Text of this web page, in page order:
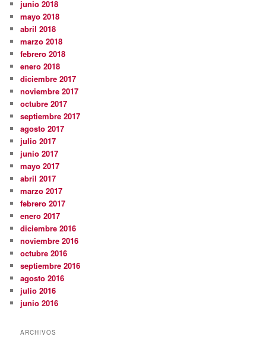
junio 2018
mayo 2018
abril 2018
marzo 2018
febrero 2018
enero 2018
diciembre 2017
noviembre 2017
octubre 2017
septiembre 2017
agosto 2017
julio 2017
junio 2017
mayo 2017
abril 2017
marzo 2017
febrero 2017
enero 2017
diciembre 2016
noviembre 2016
octubre 2016
septiembre 2016
agosto 2016
julio 2016
junio 2016
ARCHIVOS